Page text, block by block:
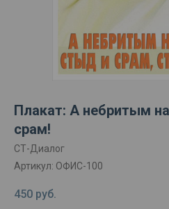
Плакат: А небритым
срам!
СТ-Диалог
Артикул: ОФИС-100
450 руб.